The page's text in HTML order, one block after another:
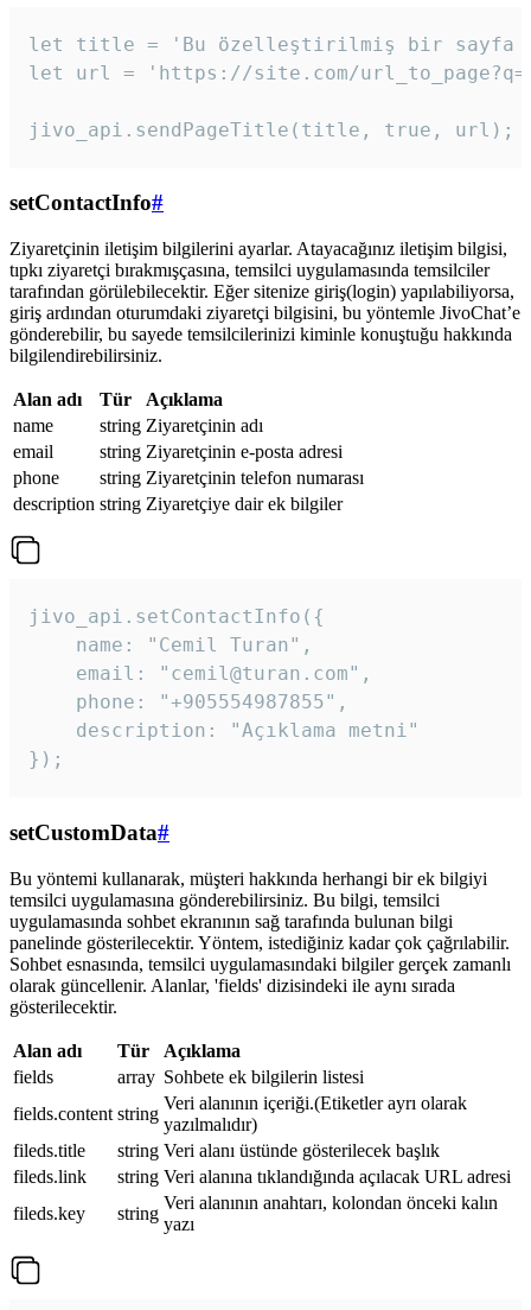
let title = 'Bu özelleştirilmiş bir sayfa
let url = 'https://site.com/
jivo_api.sendPageTitle(title, true, url);
setContactInfo#
Ziyaretçinin iletişim bilgilerini ayarlar. Atayacağınız iletişim bilgisi,
tıpkı ziyaretçi bırakmışçasına, temsilci uygulamasında temsilciler
tarafından görülebilecektir. Eğer sitenize giriş(login) yapılabiliyorsa,
giriş ardından oturumdaki ziyaretçi bilgisini, bu yöntemle JivoChat’e
gönderebilir, bu sayede temsilcilerinizi kiminle konuştuğu hakkında
bilgilendirebilirsiniz.
Alan adı Tür
Açıklama
name
string Ziyaretçinin adı
email
string Ziyaretçinin e-posta adresi
phone
string Ziyaretçinin telefon numarası
description string Ziyaretçiye dair ek bilgiler
jivo_api.setContactInfo({
    name: "Cemil Turan",
    email: "cemil@turan.com",
    phone: "+905554987855",
    description: "Açıklama metni"
});
setCustomData#
Bu yöntemi kullanarak, müşteri hakkında herhangi bir ek bilgiyi
temsilci uygulamasına gönderebilirsiniz. Bu bilgi, temsilci
uygulamasında sohbet ekranının sağ tarafında bulunan bilgi
panelinde gösterilecektir. Yöntem, istediğiniz kadar çok çağrılabilir.
Sohbet esnasında, temsilci uygulamasındaki bilgiler gerçek zamanlı
olarak güncellenir. Alanlar, 'fields' dizisindeki ile aynı sırada
gösterilecektir.
Alan adı Tür
Açıklama
fields
array Sohbete ek bilgilerin listesi
fields.content string
Veri alanının içeriği.(Etiketler ayrı olarak
yazılmalıdır)
fileds.title
string Veri alanı üstünde gösterilecek başlık
fileds.link
string Veri alanına tıklandığında açılacak URL adresi
fileds.key
string
Veri alanının anahtarı, kolondan önceki kalın
yazı